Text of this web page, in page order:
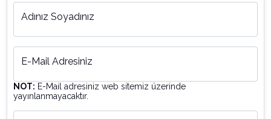
Adınız Soyadınız
E-Mail Adresiniz
NOT: E-Mail adresiniz web sitemiz üzerinde
yayınlanmayacaktır.